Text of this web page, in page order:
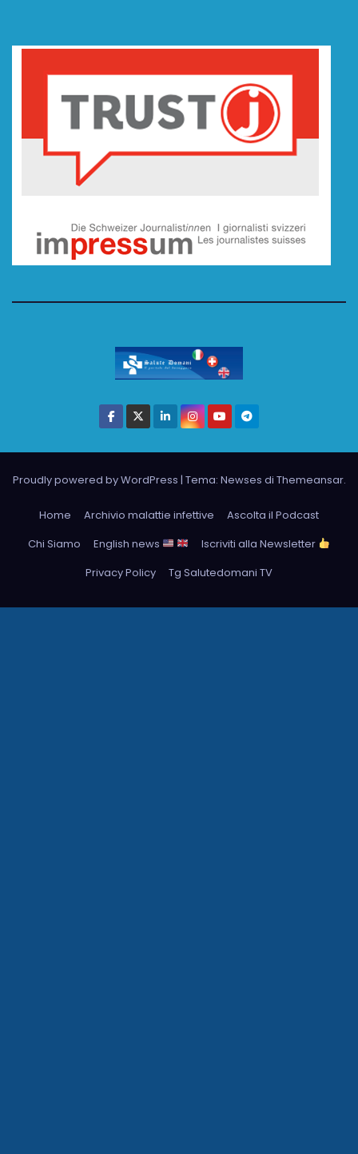
Proudly powered by WordPress | Tema: Newses di Themeansar.
Home Archivio malattie infettive
Ascolta il Podcast
Chi Siamo
English news
Iscriviti alla Newsletter
Privacy Policy
Tg Salutedomani TV